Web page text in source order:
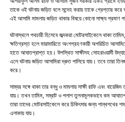
তাকে ওই ঘটনায় জড়িত বলে সন্দেহ করায় তাকে গ্রেপ্তার করে
এই আসামি মামলায় জড়িত থাকার বিষয়ে কোনো সাক্ষ্য প্রমাণ
ঘটনাস্থলে পথচারী হিসেবে জব্দকরা মোটরসাইকেলে থাকা
ক্ষতিগ্রস্ত হলে মারামারিতে অংশগ্রহণকারী অপরিচিত
হাতে আঘাতপ্রাপ্ত হয়। উপস্থিত সাক্ষীসহ সোহরাওয়ার্দী
এলে ঘটনায় জড়িত আসামিরা দ্রুত পালিয়ে যায়। তবে তারা
করে।
সাম্যর সঙ্গে থাকা তার বন্ধু ও মামলায় সাক্ষী রাফি এবং
যায়। তখন তামিম, সম্রাট ও পলাশ তুলনামূলকভাবে কম
তারা তাদের মোটরসাইকেলে করে চিকিৎসার জন্য পান্থপথের
এলাকায় যায়।